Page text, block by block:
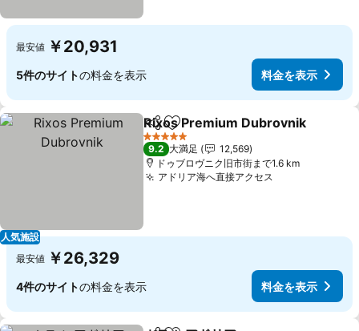
最安値 ￥20,931
5件のサイトの料金を表示 料金を表示
人気施設
シェアお気に入りに追加
Rixos Premium Dubrovnik
5 ホテルのランク
9.2 大満足
12,569
ドゥブロヴニク旧市街まで1.6 km
アドリア海へ直接アクセス
最安値 ￥26,329
4件のサイトの料金を表示 料金を表示